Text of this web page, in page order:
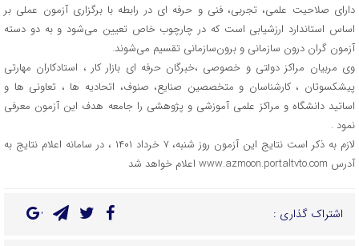
دارای صلاحیت علمی، تجربی، فنی و حرفه ای در رابطه با برگزاری آزمون عملی بر
اساس استاندارد ارزشیابی است که در چارچوب خاص تعیین می‌شود و به دو دسته
آزمون گران درون سازمانی و برون‌سازمانی تقسیم می‌شوند.
وی مربیان مراکز دولتی و خصوصی ،خبرگان حرفه ای بازار کار ، استادکاران مهارتی
پیشکسوتان ، کارشناسان و متخصصین صنایع، صنوف، اتحادیه ها ، تعاونی ها و
اساتید دانشگاه و مراکز علمی آموزشی و پژوهشی را جامعه هدف این آزمون معرفی
نمود .
لازم به ذکر است نتایج این آزمون روز شنبه، ۷ خرداد ۱۴۰۱ ، در سامانه اعلام نتایج به
آدرس www.azmoon.portaltvto.com اعلام خواهد شد
اشتراک گذاری :